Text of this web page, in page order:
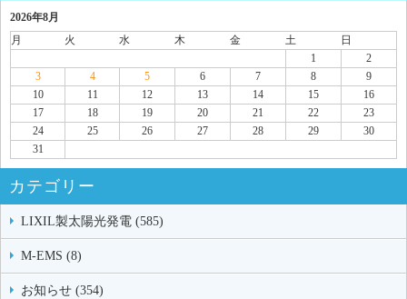
2026年8月
月
火 水 木 金 土
日
1
2
3
4 5 6 7 8
9
10
11 12 13 14 15
16
17
18 19 20 21 22
23
24
25 26 27 28 29
30
31
カテゴリー
LIXIL製太陽光発電 (585)
M-EMS (8)
お知らせ (354)